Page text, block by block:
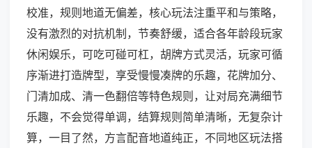
校准，规则地道无偏差，核心玩法注重平和与策略，
没有激烈的对抗机制，节奏舒缓，适合各年龄段玩家
休闲娱乐，可吃可碰可杠，胡牌方式灵活，玩家可循
序渐进打造牌型，享受慢慢凑牌的乐趣，花牌加分、
门清加成、清一色翻倍等特色规则，让对局充满细节
乐趣，不会觉得单调，结算规则简单清晰，无复杂计
算，一目了然，方言配音地道纯正，不同地区玩法搭